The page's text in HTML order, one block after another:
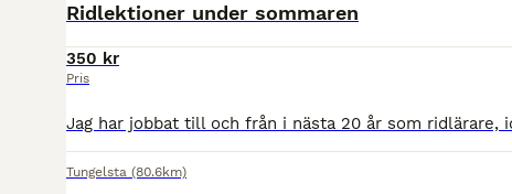
Ridlektioner under sommaren
350 kr
Pris
Tungelsta (80.6km)